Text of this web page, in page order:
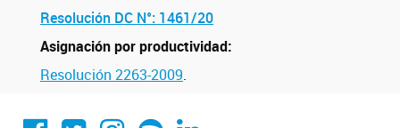
Resolución DC N°: 1461/20
Asignación por productividad:
Resolución 2263-2009.
Conicet Cordoba
@conicetcordoba
@conicetcordoba
SpotifyLinkedin